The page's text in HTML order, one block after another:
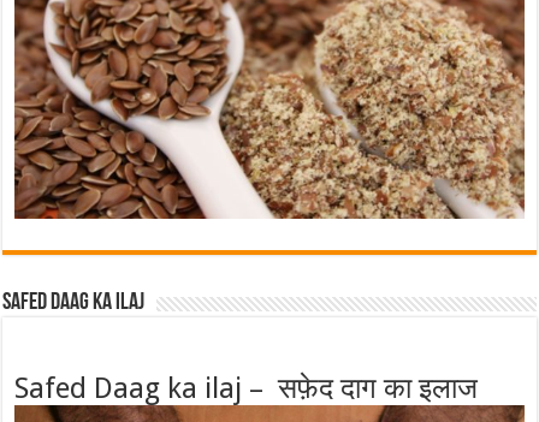
Safed Daag ka ilaj
Safed Daag ka ilaj – सफ़ेद दाग का इलाज